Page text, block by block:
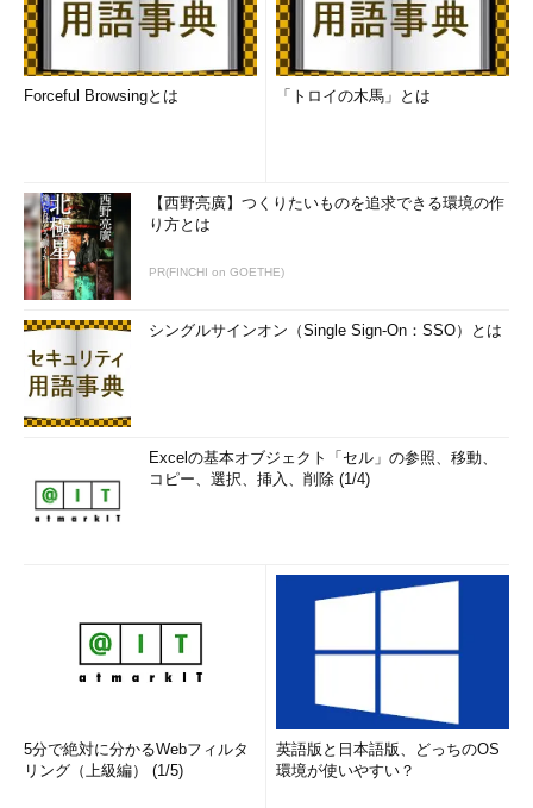
Forceful Browsingとは 「トロイの木馬」とは
【西野亮廣】つくりたいものを追求できる環境の作
り方とは
PR(FINCHI on GOETHE)
シングルサインオン（Single Sign-On：SSO）とは
Excelの基本オブジェクト「セル」の参照、移動、
コピー、選択、挿入、削除 (1/4)
5分で絶対に分かるWebフィルタ
リング（上級編） (1/5)
英語版と日本語版、どっちのOS
環境が使いやすい？